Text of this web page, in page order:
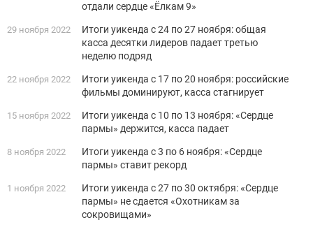
отдали сердце «Ёлкам 9»
29 ноября 2022
Итоги уикенда с 24 по 27 ноября: общая
касса десятки лидеров падает третью
неделю подряд
22 ноября 2022
Итоги уикенда с 17 по 20 ноября: российские
фильмы доминируют, касса стагнирует
15 ноября 2022
Итоги уикенда с 10 по 13 ноября: «Сердце
пармы» держится, касса падает
8 ноября 2022
Итоги уикенда с 3 по 6 ноября: «Сердце
пармы» ставит рекорд
1 ноября 2022
Итоги уикенда с 27 по 30 октября: «Сердце
пармы» не сдается «Охотникам за
сокровищами»